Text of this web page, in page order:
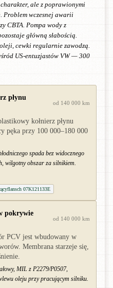
ale z poprawionymi
Problem wczesnej awarii
CBTA. Pompa wody z
główną słabością.
cewki regularnie zawodzą.
US-entuzjastów VW — 300
płynu
od 140 000 km
kołnierz płynu
pęka przy 100 000–180 000
spada bez widocznego
wilgotny obszar za silnikiem.
07K121133E
pokrywie
od 140 000 km
PCV jest wbudowany w
Membrana starzeje się,
MIL z P2279/P0507,
oleju przy pracującym silniku.